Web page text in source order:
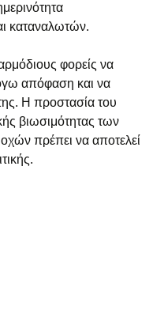
καταναλωτών.
φορείς να
απόφαση και να
Η προστασία του
βιωσιμότητας των
πρέπει να αποτελεί